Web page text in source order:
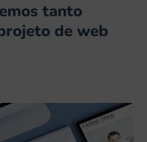
tanto
de web